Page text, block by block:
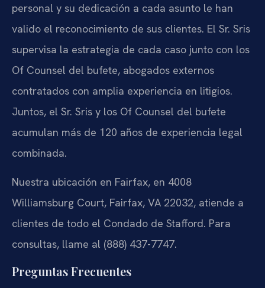
personal y su dedicación a cada asunto le han
valido el reconocimiento de sus clientes. El Sr. Sris
supervisa la estrategia de cada caso junto con los
Of Counsel del bufete, abogados externos
contratados con amplia experiencia en litigios.
Juntos, el Sr. Sris y los Of Counsel del bufete
acumulan más de 120 años de experiencia legal
combinada.
Nuestra ubicación en Fairfax, en 4008
Williamsburg Court, Fairfax, VA 22032, atiende a
clientes de todo el Condado de Stafford. Para
consultas, llame al (888) 437-7747.
Preguntas Frecuentes